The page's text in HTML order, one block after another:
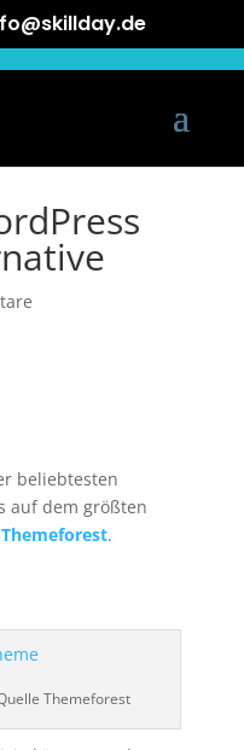
beliebtesten
auf dem größten
Themeforest.
Themeforest